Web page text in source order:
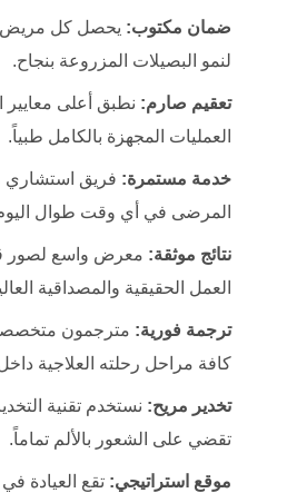
ضمان مكتوب: يحصل كل مريض
لنمو البصيلات المزروعة بنجاح.
تعقيم صارم: نطبق أعلى معايير
العمليات المجهزة بالكامل طبياً.
خدمة مستمرة: فريق استشاري
المرضى في أي وقت طوال
نتائج موثقة: معرض واسع لصور
العمل الحقيقية والمصداقية
ترجمة فورية: مترجمون
كافة مراحل رحلته العلاجية
تخدير مريح: نستخدم تقنية
تقضي على الشعور بالألم تماماً.
موقع استراتيجي: تقع العيادة